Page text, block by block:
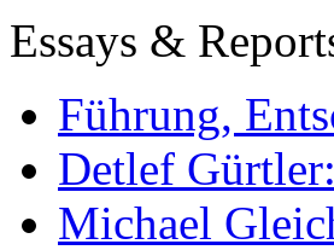
Essays &
Führung,
Detlef
Michael